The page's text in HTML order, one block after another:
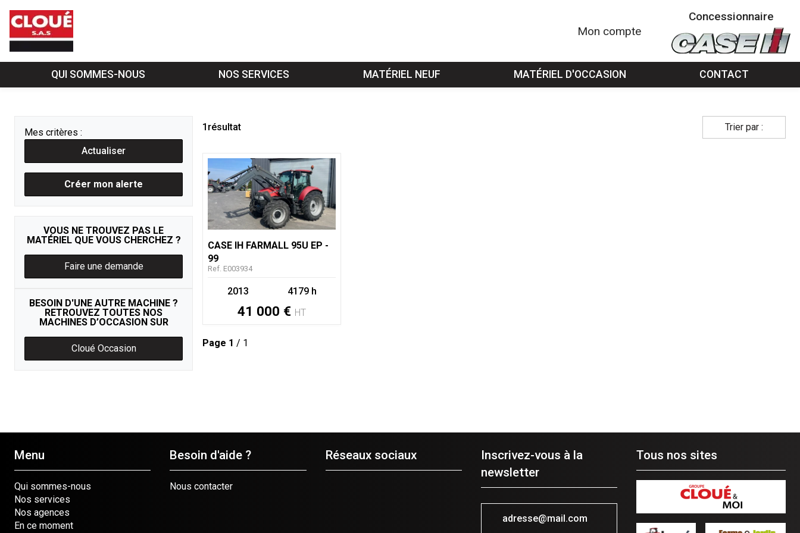
Mon compte
Concessionnaire
QUI SOMMES-NOUS NOS SERVICES MATÉRIEL NEUF MATÉRIEL D'OCCASION CONTACT
Mes critères :
Actualiser
Créer mon alerte
VOUS NE TROUVEZ PAS LE
MATÉRIEL QUE VOUS CHERCHEZ ?
Faire une demande
BESOIN D'UNE AUTRE MACHINE ?
RETROUVEZ TOUTES NOS
MACHINES D’OCCASION SUR
Cloué Occasion
1 résultat Trier par :
CASE IH FARMALL 95U EP -
99
Ref. E003934
2013 4179 h
41 000 € HT
Page 1 / 1
Menu
Qui sommes-nous
Nos services
Nos agences
En ce moment
Besoin d'aide ?
Nous contacter
Réseaux sociaux
Inscrivez-vous à la
newsletter
adresse@mail.com
Tous nos sites